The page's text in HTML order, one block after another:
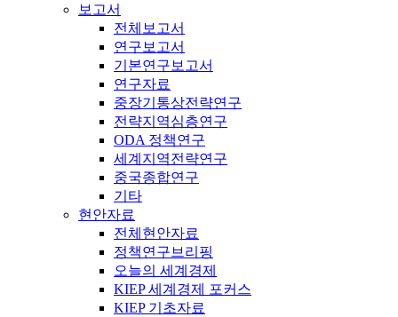
보고서
전체보고서
연구보고서
기본연구보고서
연구자료
중장기통상전략연구
전략지역심층연구
ODA 정책연구
세계지역전략연구
중국종합연구
기타
현안자료
전체현안자료
정책연구브리핑
오늘의 세계경제
KIEP 세계경제 포커스
KIEP 기초자료